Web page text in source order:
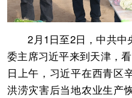
2月1日至2日，中共中
委主席习近平来到天津，
日上午，习近平在西青区
洪涝灾害后当地农业生产